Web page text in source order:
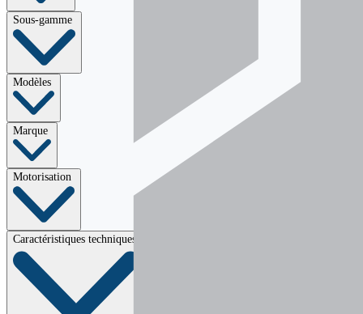
Sous-gamme
Modèles
Marque
Motorisation
Caractéristiques techniques